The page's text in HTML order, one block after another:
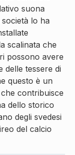
suona
lo ha
scalinata che
possono avere
delle tessere di
questo è un
contribuisce
dello storico
degli svedesi
del calcio